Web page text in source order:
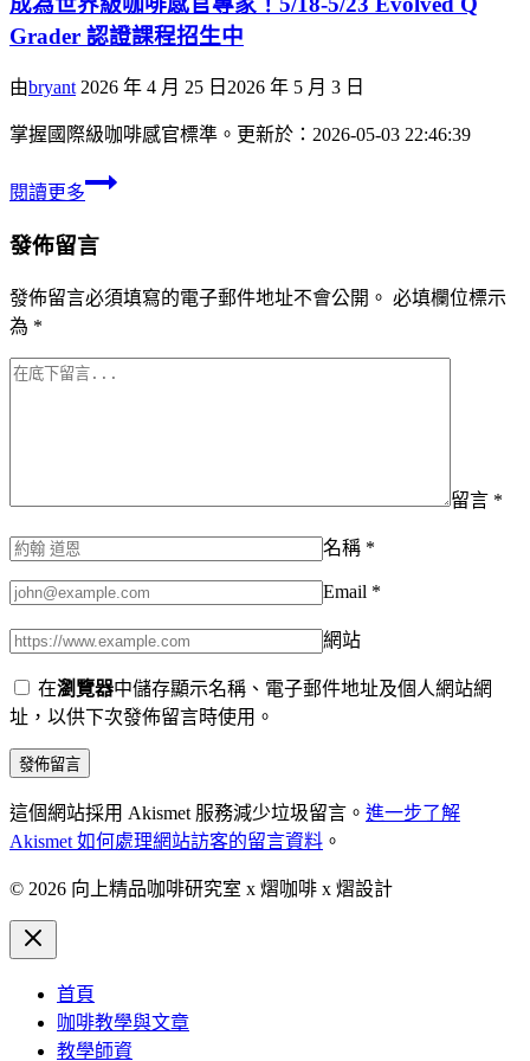
Grader 認證課程招生中
由bryant 2026 年 4 月 25 日 2026 年 5 月 3 日
掌握國際級咖啡感官標準。更新於：2026-05-03 22:46:39
閱讀更多
發佈留言
發佈留言必須填寫的電子郵件地址不會公開。 必填欄位標示
為 *
留言 *
名稱 *
Email *
網站
在瀏覽器中儲存顯示名稱、電子郵件地址及個人網站網
址，以供下次發佈留言時使用。
這個網站採用 Akismet 服務減少垃圾留言。 進一步了解
Akismet 如何處理網站訪客的留言資料 。
© 2026 向上精品咖啡研究室 x 熠咖啡 x 熠設計
首頁
咖啡教學與文章
教學師資